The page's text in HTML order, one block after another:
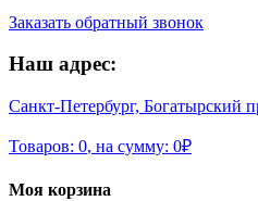
Заказать обратный звонок
Наш адрес:
Санкт-Петербург, Богатырский
Товаров: 0, на сумму: 0₽
Моя корзина